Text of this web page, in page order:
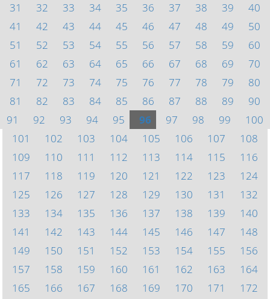
31
32 33 34 35 36 37 38 39
40
41
42 43 44 45 46 47 48 49
50
51
52 53 54 55 56 57 58 59
60
61
62 63 64 65 66 67 68 69
70
71
72 73 74 75 76 77 78 79
80
81
82 83 84 85 86 87 88 89
90
91
92 93 94 95 96 97 98 99
100
101
102 103 104 105 106 107
108
109
110 111 112 113 114 115
116
117
118 119 120 121 122 123
124
125
126 127 128 129 130 131
132
133
134 135 136 137 138 139
140
141
142 143 144 145 146 147
148
149
150 151 152 153 154 155
156
157
158 159 160 161 162 163
164
165
166 167 168 169 170 171
172